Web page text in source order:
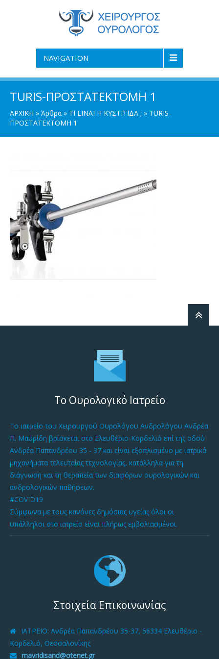
NAVIGATION
TURIS-ΠΡΟΣΤΑΤΕΚΤΟΜΗ 1
ΑΡΧΙΚΗ » Άρθρα » ΤΙ ΕΙΝΑΙ Η ΚΥΣΤΙΤΙΔΑ ; » TURIS-
ΠΡΟΣΤΑΤΕΚΤΟΜΗ 1
Το Ουρολογικό Ιατρείο
Το ιατρείο του Χειρουργού Ουρολόγου Ανδρολόγου Ανδρέα
Π. Μαυρίδη βρίσκεται στο Ελευθέριο-Κορδελιό επί της οδού
Ανδρέα Παπανδρέου 35 - 37 και είναι εξοπλισμένο με ιατρικά
μηχανήματα τελευταίας τεχνολογίας, κατάλληλα για τη
διάγνωση και τη θεραπεία των διαφόρων ουρολογικών και
ανδρολογικών παθήσεων.
#COVID19
Σύμφωνα με τους κανόνες δημόσιας υγείας όλοι οι
υπάλληλοι στο ιατρείο είναι πλήρως εμβολιασμένοι.
Στοιχεία Επικοινωνίας
ΙΑΤΡΕΙΟ: Ανδρέα Παπανδρέου 35-37, 56334 Ελευθέριο -
Κορδελιό, Θεσσαλονίκης
mavridisand@otenet.gr